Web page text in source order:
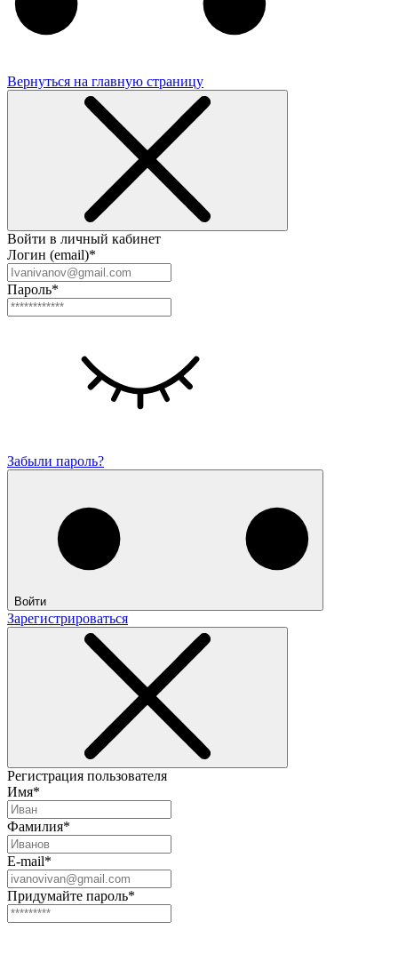
Вернуться на главную страницу
Войти в личный кабинет
Логин (email)*
Пароль*
Забыли пароль?
Войти
Зарегистрироваться
Регистрация пользователя
Имя*
Фамилия*
E-mail*
Придумайте пароль*